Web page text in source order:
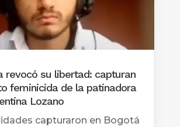
revocó su libertad: capturan
feminicida de la patinadora
Lozano
capturaron en Bogotá